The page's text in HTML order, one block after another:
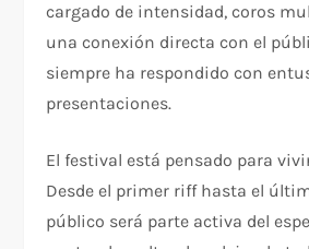
cargado de intensidad, coros
una conexión directa con el
siempre ha respondido con
presentaciones.
El festival está pensado para
Desde el primer riff hasta el
público será parte activa del